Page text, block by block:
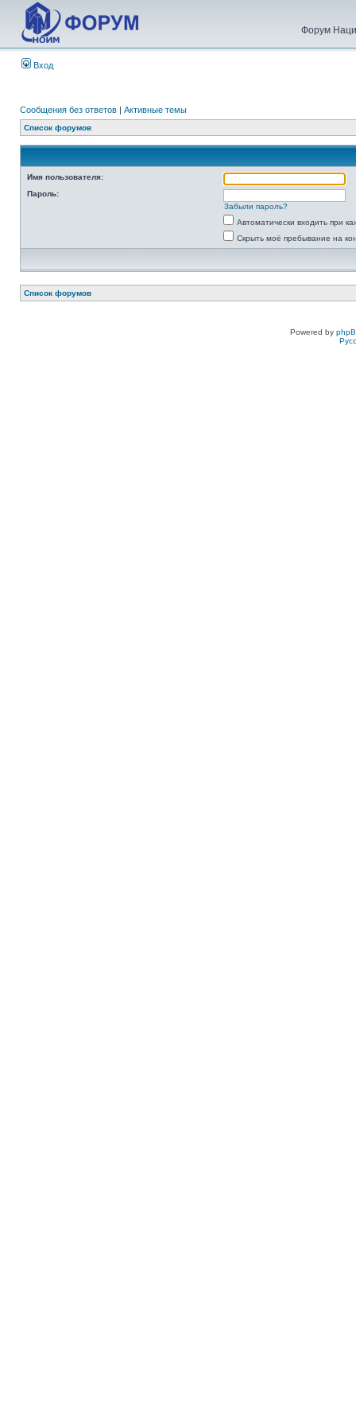
Форум
Вход
Сообщения без ответов | Активные темы
Список форумов
Имя пользователя:
Пароль:
Забыли пароль?
Автоматически входить при
Скрыть моё пребывание на
Список форумов
Powered by